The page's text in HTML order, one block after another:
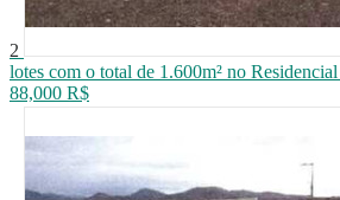
2
lotes com o total de 1.600m² no
88,000 R$